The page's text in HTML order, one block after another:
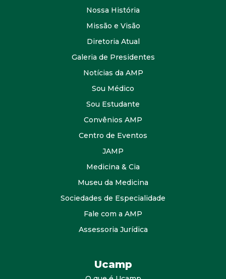
Nossa História
Missão e Visão
Diretoria Atual
Galeria de Presidentes
Notícias da AMP
Sou Médico
Sou Estudante
Convênios AMP
Centro de Eventos
JAMP
Medicina & Cia
Museu da Medicina
Sociedades de Especialidade
Fale com a AMP
Assessoria Jurídica
Ucamp